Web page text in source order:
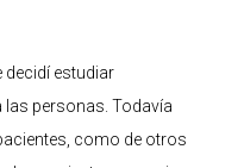
decidí estudiar
personas. Todavía
como de otros